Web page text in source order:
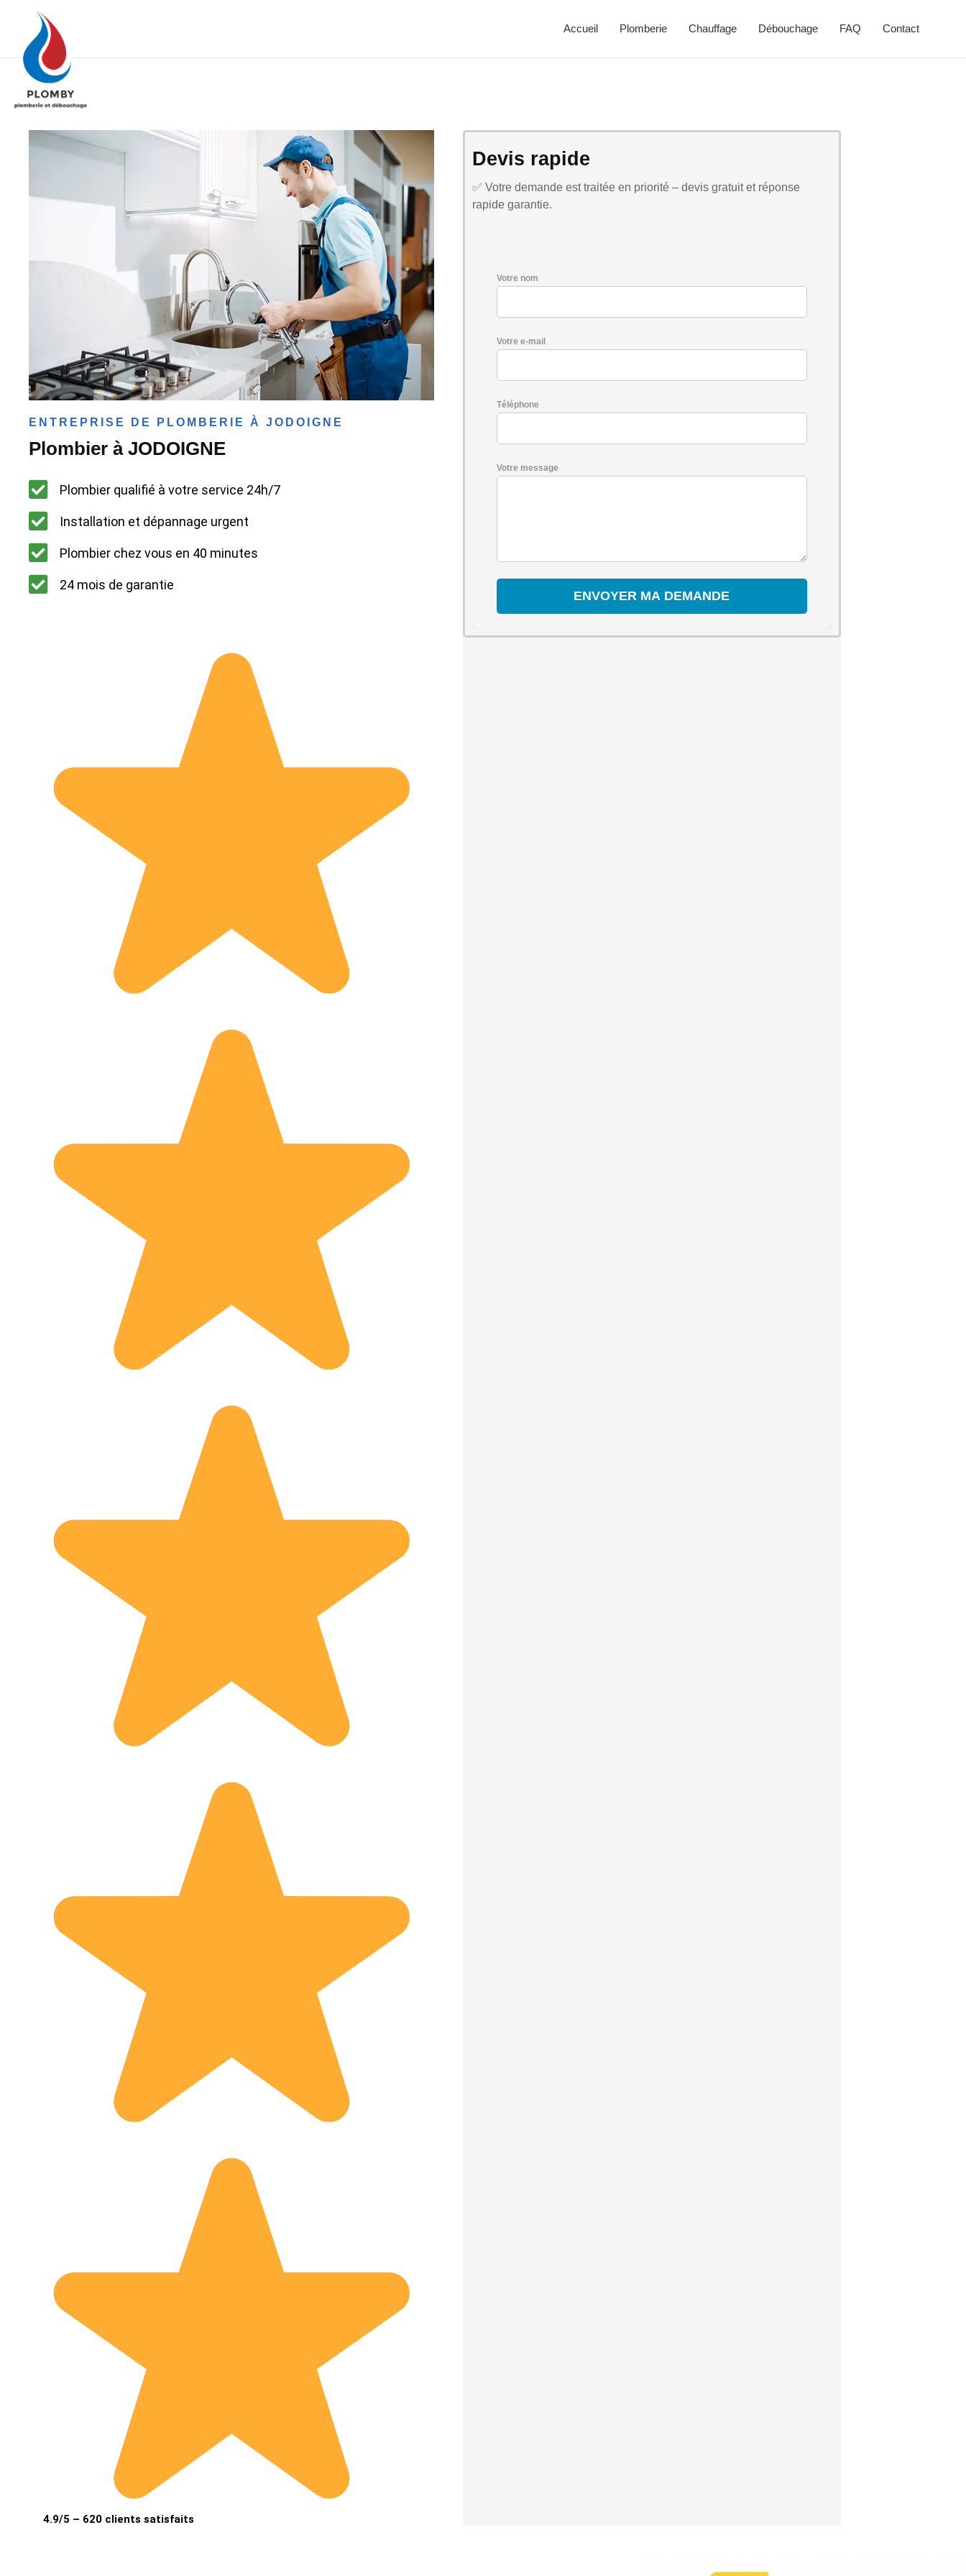
Accueil Plomberie Chauffage Débouchage FAQ Contact
ENTREPRISE DE PLOMBERIE À JODOIGNE
Plombier à JODOIGNE
Plombier qualifié à votre service 24h/7
Installation et dépannage urgent
Plombier chez vous en 40 minutes
24 mois de garantie
4.9/5 – 620 clients satisfaits
Devis rapide
✅ Votre demande est traitée en priorité – devis gratuit et réponse
rapide garantie.
Votre nom
Votre e-mail
Téléphone
Votre message